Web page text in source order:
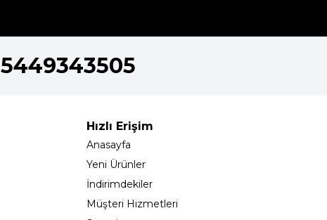
5449343505
Hızlı Erişim
Anasayfa
Yeni Ürünler
İndirimdekiler
Müşteri Hizmetleri